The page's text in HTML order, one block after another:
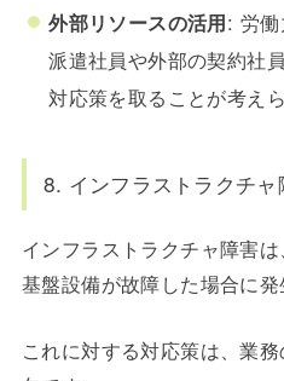
外部リソースの活用: 労働
派遣社員や外部の契約社
対応策を取ることが考えら
8. インフラストラクチャ
インフラストラクチャ障害
基盤設備が故障した場合に発
これに対する対応策は、業